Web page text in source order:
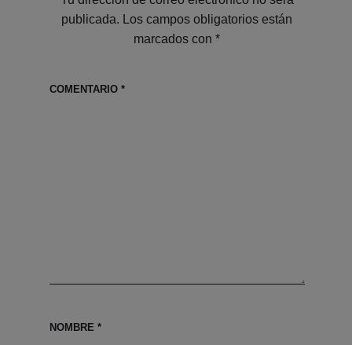
publicada. Los campos obligatorios están
marcados con*
COMENTARIO *
NOMBRE *